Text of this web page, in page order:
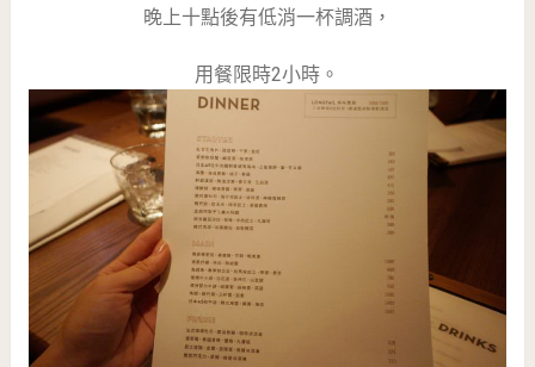
晚上十點後有低消一杯調酒，
用餐限時2小時。